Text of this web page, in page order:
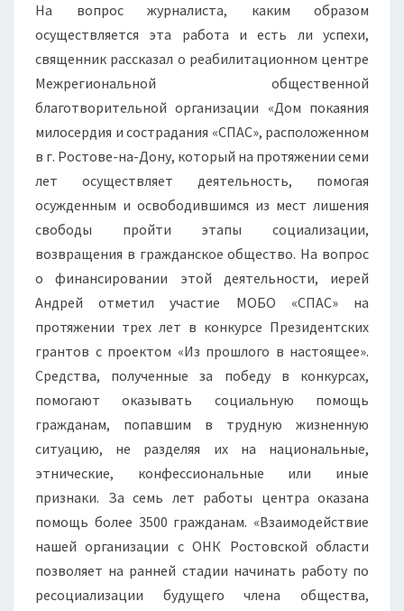
На вопрос журналиста, каким образом
осуществляется эта работа и есть ли успехи,
священник рассказал о реабилитационном центре
Межрегиональной общественной
благотворительной организации «Дом покаяния
милосердия и сострадания «СПАС», расположенном
в г. Ростове-на-Дону, который на протяжении семи
лет осуществляет деятельность, помогая
осужденным и освободившимся из мест лишения
свободы пройти этапы социализации,
возвращения в гражданское общество. На вопрос
о финансировании этой деятельности, иерей
Андрей отметил участие МОБО «СПАС» на
протяжении трех лет в конкурсе Президентских
грантов с проектом «Из прошлого в настоящее».
Средства, полученные за победу в конкурсах,
помогают оказывать социальную помощь
гражданам, попавшим в трудную жизненную
ситуацию, не разделяя их на национальные,
этнические, конфессиональные или иные
признаки. За семь лет работы центра оказана
помощь более 3500 гражданам. «Взаимодействие
нашей организации с ОНК Ростовской области
позволяет на ранней стадии начинать работу по
ресоциализации будущего члена общества,